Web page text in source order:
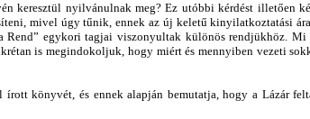
keresztül nyilvánulnak meg? Ez utóbbi kérdést illetően
mivel úgy tűnik, ennek az új keletű kinyilatkoztatási
egykori tagjai viszonyultak különös rendjükhöz. Mi
is megindokoljuk, hogy miért és mennyiben vezeti
könyvét, és ennek alapján bemutatja, hogy a Lázár